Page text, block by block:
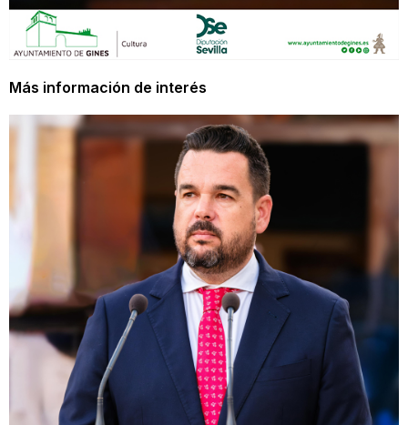
Más información de interés